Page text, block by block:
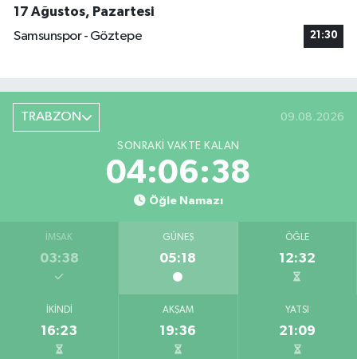
17 Ağustos, Pazartesi
Samsunspor - Göztepe
21:30
TRABZON 09.08.2026
SONRAKI VAKTE KALAN
04:06:37
Öğle Namazı
İMSAK
03:38
GÜNEŞ
05:18
ÖĞLE
12:32
İKINDI
16:23
AKŞAM
19:36
YATSI
21:09